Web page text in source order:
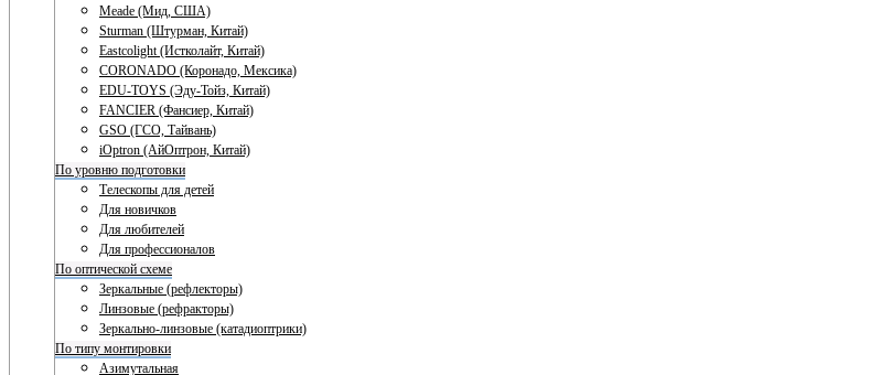
Meade (Мид, США)
Sturman (Штурман, Китай)
Eastcolight (Истколайт, Китай)
CORONADO (Коронадо, Мексика)
EDU-TOYS (Эду-Тойз, Китай)
FANCIER (Фансиер, Китай)
GSO (ГСО, Тайвань)
iOptron (АйОптрон, Китай)
По уровню подготовки
Телескопы для детей
Для новичков
Для любителей
Для профессионалов
По оптической схеме
Зеркальные (рефлекторы)
Линзовые (рефракторы)
Зеркально-линзовые (катадиоптрики)
По типу монтировки
Азимутальная